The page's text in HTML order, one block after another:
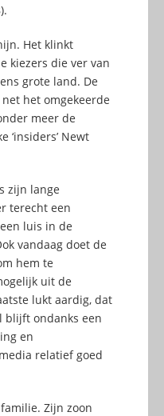
Het klinkt
kiezers die ver van
grote land. De
het omgekeerde
meer de
‘insiders’ Newt
zijn lange
terecht een
luis in de
vandaag doet de
hem te
uit de
lukt aardig, dat
blijft ondanks een
en
relatief goed
Zijn zoon